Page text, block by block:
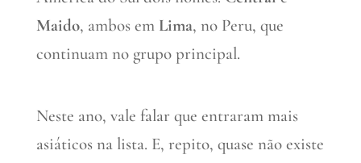
Maido, ambos em Lima, no Peru, que
continuam no grupo principal.
Neste ano, vale falar que entraram mais
asiáticos na lista. E, repito, quase não existe